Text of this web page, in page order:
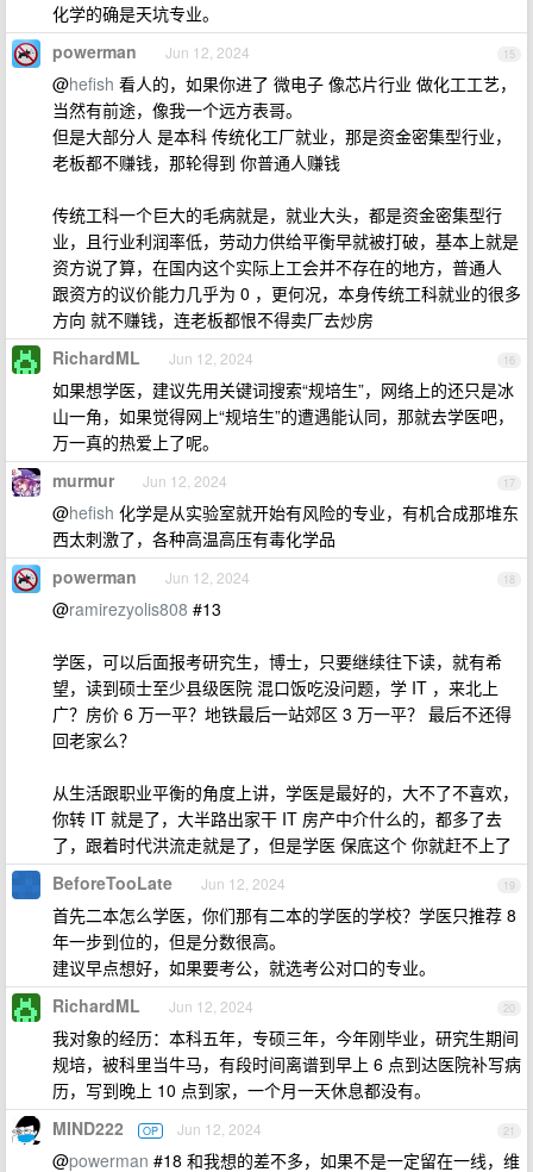
化学的确是天坑专业。
15
powerman Jun 12, 2024
@hefish 看人的，如果你进了 微电子 像芯片行业 做化工工艺，
当然有前途，像我一个远方表哥。
但是大部分人 是本科 传统化工厂就业，那是资金密集型行业，
老板都不赚钱，那轮得到 你普通人赚钱
传统工科一个巨大的毛病就是，就业大头，都是资金密集型行
业，且行业利润率低，劳动力供给平衡早就被打破，基本上就是
资方说了算，在国内这个实际上工会并不存在的地方，普通人
跟资方的议价能力几乎为 0 ，更何况，本身传统工科就业的很多
方向 就不赚钱，连老板都恨不得卖厂去炒房
16
RichardML Jun 12, 2024
如果想学医，建议先用关键词搜索“规培生”，网络上的还只是冰
山一角，如果觉得网上“规培生”的遭遇能认同，那就去学医吧，
万一真的热爱上了呢。
17
murmur Jun 12, 2024
@hefish 化学是从实验室就开始有风险的专业，有机合成那堆东
西太刺激了，各种高温高压有毒化学品
18
powerman Jun 12, 2024
@ramirezyolis808 #13
学医，可以后面报考研究生，博士，只要继续往下读，就有希
望，读到硕士至少县级医院 混口饭吃没问题，学 IT ，来北上
广？房价 6 万一平？地铁最后一站郊区 3 万一平？ 最后不还得
回老家么？
从生活跟职业平衡的角度上讲，学医是最好的，大不了不喜欢，
你转 IT 就是了，大半路出家干 IT 房产中介什么的，都多了去
了，跟着时代洪流走就是了，但是学医 保底这个 你就赶不上了
19
BeforeTooLate Jun 12, 2024
首先二本怎么学医，你们那有二本的学医的学校？学医只推荐 8
年一步到位的，但是分数很高。
建议早点想好，如果要考公，就选考公对口的专业。
20
RichardML Jun 12, 2024
我对象的经历：本科五年，专硕三年，今年刚毕业，研究生期间
规培，被科里当牛马，有段时间离谱到早上 6 点到达医院补写病
历，写到晚上 10 点到家，一个月一天休息都没有。
21
MIND222 OP Jun 12, 2024
@powerman #18 和我想的差不多，如果不是一定留在一线，维